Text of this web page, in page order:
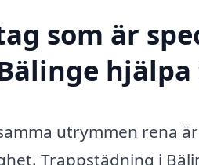
som är
utrymmen rena
Trappstädning i